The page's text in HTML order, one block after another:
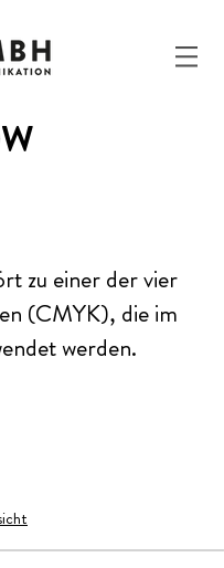
zu einer der vier
(CMYK), die im
werden.